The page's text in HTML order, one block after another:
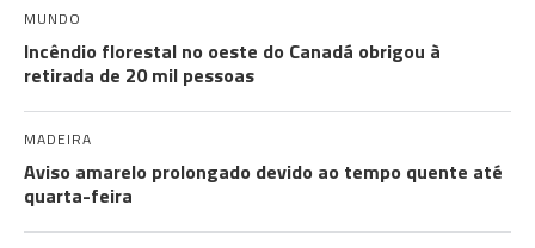
MUNDO
Incêndio florestal no oeste do Canadá obrigou à
retirada de 20 mil pessoas
MADEIRA
Aviso amarelo prolongado devido ao tempo quente até
quarta-feira